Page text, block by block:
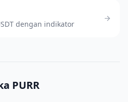
dengan indikator
PURR